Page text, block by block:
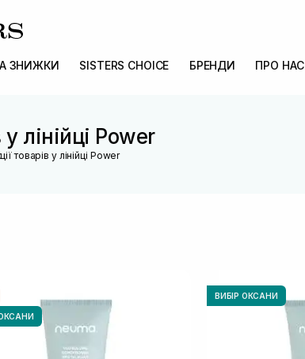
ЗНИЖКИ SISTERS CHOICE БРЕНДИ ПРО НАС
лінійці Power
товарів у лінійці Power
ВИБІР ОКСАНИ